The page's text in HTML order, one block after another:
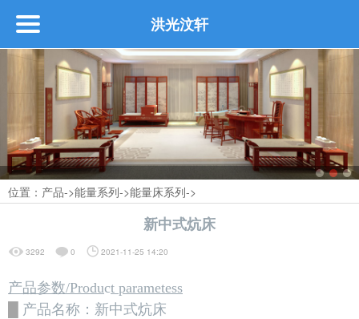
洪光汶轩
关于
┗━公司介绍
┗━公司荣誉
┗━企业文化
产品
位置： 产品->能量系列->能量床系列->
新中式炕床
3292 0 2021-11-25 14:20
产品参数/Product parametess
产品名称： 新中式炕床